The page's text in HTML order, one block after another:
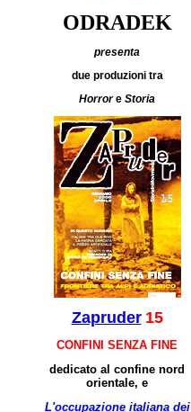
ODRADEK
presenta
due produzioni tra
Horrore Storia
Zapruder 15
CONFINI SENZA FINE
dedicato al confine nord
orientale, e
L'occupazione italiana dei